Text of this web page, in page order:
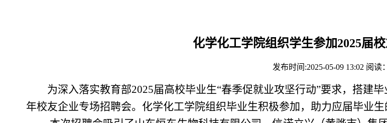
化学化工学院组织学生参加2025届
发布时间:2025-05-09 13:02 阅读：
为深入落实教育部2025届高校毕业生“春季促就业攻坚行动”要求，搭建
年校友企业专场招聘会。化学化工学院组织毕业生积极参加，助力应届毕业生